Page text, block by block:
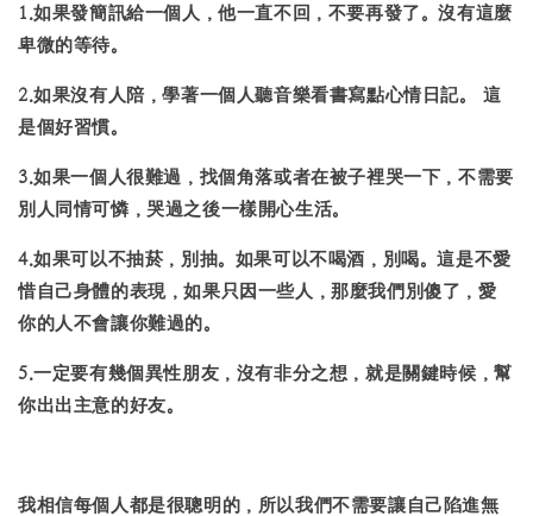
1.如果發簡訊給一個人，他一直不回，不要再發了。沒有這麼
卑微的等待。
2.如果沒有人陪，學著一個人聽音樂看書寫點心情日記。 這
是個好習慣。
3.如果一個人很難過，找個角落或者在被子裡哭一下，不需要
別人同情可憐，哭過之後一樣開心生活。
4.如果可以不抽菸，別抽。如果可以不喝酒，別喝。這是不愛
惜自己身體的表現，如果只因一些人，那麼我們別傻了，愛
你的人不會讓你難過的。
5.一定要有幾個異性朋友，沒有非分之想，就是關鍵時候，幫
你出出主意的好友。
我相信每個人都是很聰明的，所以我們不需要讓自己陷進無